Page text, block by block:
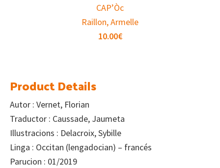
CAP’Òc
Raillon, Armelle
10.00€
Product Details
Autor : Vernet, Florian
Traductor : Caussade, Jaumeta
Illustracions : Delacroix, Sybille
Linga : Occitan (lengadocian) – francés
Parucion : 01/2019